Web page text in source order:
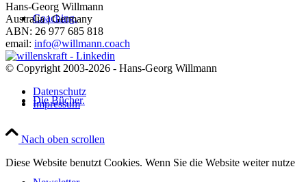
Coaching.
Die Bücher.
Hans-Georg Willmann
Australia | Germany
ABN: 26 977 685 818
email: info@willmann.coach
© Copyright 2003-2026 - Hans-Georg Willmann
Datenschutz
Impressum
Nach oben scrollen
Diese Website benutzt Cookies. Wenn Sie die Website weiter